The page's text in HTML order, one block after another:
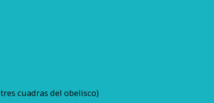
cuadras del obelisco)